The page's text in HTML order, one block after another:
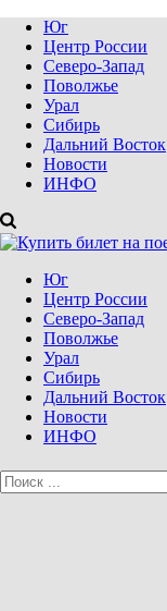
Юг
Центр России
Северо-Запад
Поволжье
Урал
Сибирь
Дальний Восток
Новости
ИНФО
Юг
Центр России
Северо-Запад
Поволжье
Урал
Сибирь
Дальний Восток
Новости
ИНФО